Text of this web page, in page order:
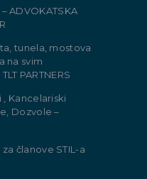
ADVOKATSKA
tunela, mostova
na svim
PARTNERS
, Kancelariski
Dozvole –
članove STIL-a